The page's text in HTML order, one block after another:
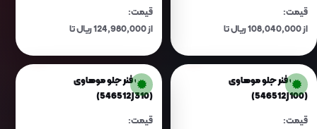
قیمت:
از 108,040,000 ریال تا
قیمت:
از 124,980,000 ریال تا
کمک فنر جلو موهاوی
(546512J100)
قیمت:
کمک فنر جلو موهاوی
(546512J310)
قیمت: